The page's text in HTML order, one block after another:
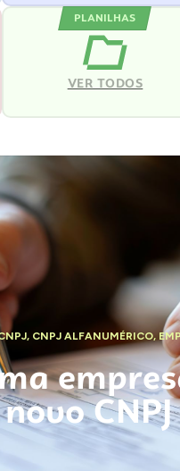
PLANILHAS
VER TODOS
, CNPJ ALFANUMÉRICO,